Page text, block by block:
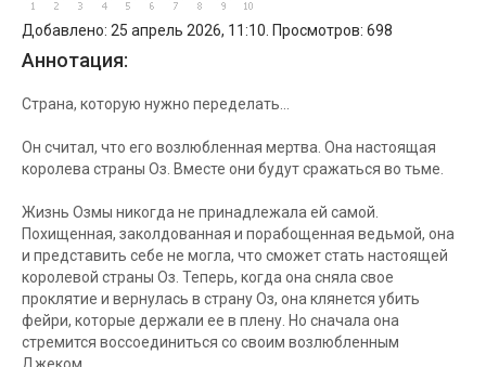
Добавлено: 25 апрель 2026, 11:10. Просмотров: 698
Аннотация:
Страна, которую нужно переделать…
Он считал, что его возлюбленная мертва. Она настоящая
королева страны Оз. Вместе они будут сражаться во тьме.
Жизнь Озмы никогда не принадлежала ей самой.
Похищенная, заколдованная и порабощенная ведьмой, она
и представить себе не могла, что сможет стать настоящей
королевой страны Оз. Теперь, когда она сняла свое
проклятие и вернулась в страну Оз, она клянется убить
фейри, которые держали ее в плену. Но сначала она
стремится воссоединиться со своим возлюбленным